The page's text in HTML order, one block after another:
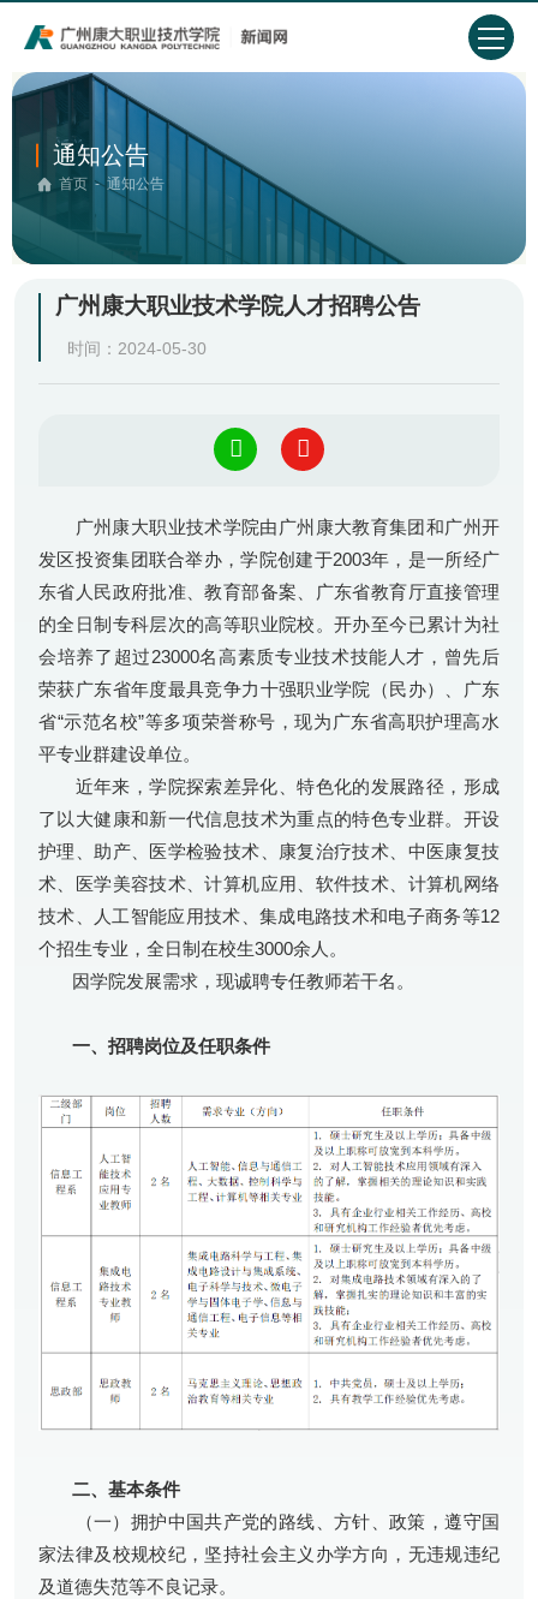
通知公告
首页 - 通知公告
广州康大职业技术学院人才招聘公告
时间：2024-05-30
广州康大职业技术学院由广州康大教育集团和广州开
发区投资集团联合举办，学院创建于2003年，是一所经广
东省人民政府批准、教育部备案、广东省教育厅直接管理
的全日制专科层次的高等职业院校。开办至今已累计为社
会培养了超过23000名高素质专业技术技能人才，曾先后
荣获广东省年度最具竞争力十强职业学院（民办）、广东
省“示范名校”等多项荣誉称号，现为广东省高职护理高水
平专业群建设单位。
近年来，学院探索差异化、特色化的发展路径，形成
了以大健康和新一代信息技术为重点的特色专业群。开设
护理、助产、医学检验技术、康复治疗技术、中医康复技
术、医学美容技术、计算机应用、软件技术、计算机网络
技术、人工智能应用技术、集成电路技术和电子商务等12
个招生专业，全日制在校生3000余人。
因学院发展需求，现诚聘专任教师若干名。
一、招聘岗位及任职条件
二、基本条件
（一）拥护中国共产党的路线、方针、政策，遵守国
家法律及校规校纪，坚持社会主义办学方向，无违规违纪
及道德失范等不良记录。